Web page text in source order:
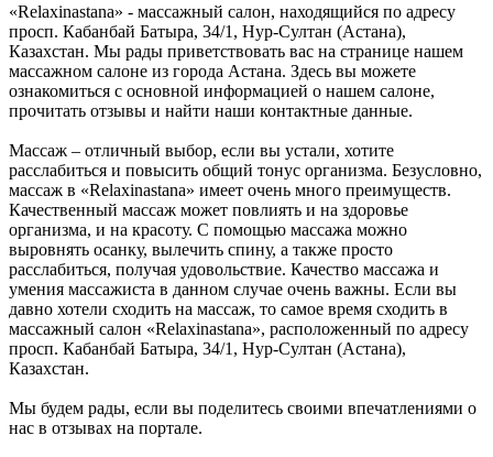
«Relaxinastana» - массажный салон, находящийся по адресу
просп. Кабанбай Батыра, 34/1, Нур-Султан (Астана),
Казахстан. Мы рады приветствовать вас на странице нашем
массажном салоне из города Астана. Здесь вы можете
ознакомиться с основной информацией о нашем салоне,
прочитать отзывы и найти наши контактные данные.
Массаж – отличный выбор, если вы устали, хотите
расслабиться и повысить общий тонус организма. Безусловно,
массаж в «Relaxinastana» имеет очень много преимуществ.
Качественный массаж может повлиять и на здоровье
организма, и на красоту. С помощью массажа можно
выровнять осанку, вылечить спину, а также просто
расслабиться, получая удовольствие. Качество массажа и
умения массажиста в данном случае очень важны. Если вы
давно хотели сходить на массаж, то самое время сходить в
массажный салон «Relaxinastana», расположенный по адресу
просп. Кабанбай Батыра, 34/1, Нур-Султан (Астана),
Казахстан.
Мы будем рады, если вы поделитесь своими впечатлениями о
нас в отзывах на портале.